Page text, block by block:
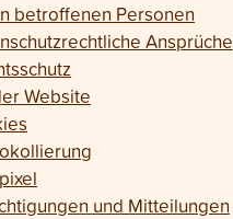
betroffenen Personen
Ansprüche
Website
und Mit­teilungen